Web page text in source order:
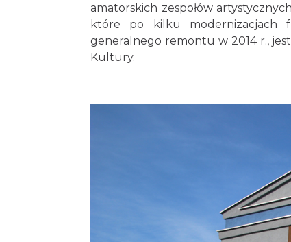
amatorskich zespołów
które po kilku modernizacjach
generalnego remontu w 2014 r.,
Kultury.